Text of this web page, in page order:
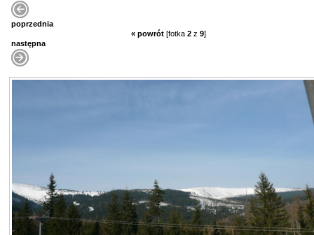
poprzednia
« powrót [fotka 2 z 9]
następna